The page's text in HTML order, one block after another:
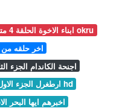
ابناء الاخوة الحلقة 4 مترجم okru
اخر حلقه
اجنحة الكاندام الجزء الثاني
ارطغرل الجزء الاول الحلقة 13 مترجمة اون لاين hd
اخبرهم ايها البحر الاسود